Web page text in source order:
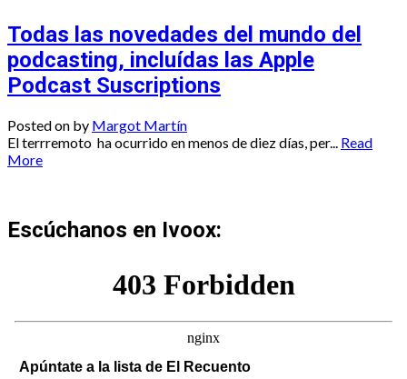
Todas las novedades del mundo del
podcasting, incluídas las Apple
Podcast Suscriptions
Posted on by Margot Martín
El terrremoto ha ocurrido en menos de diez días, per...
Read
More
Escúchanos en Ivoox:
Apúntate a la lista de El Recuento